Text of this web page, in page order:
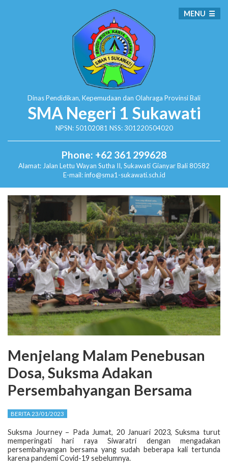
Dinas Pendidikan, Kepemudaan dan Olahraga Provinsi Bali
SMA Negeri 1 Sukawati
NPSN: 50102081 NSS: 301220504020
Phone: +62 361 299628
Alamat: Jalan Lettu Wayan Sutha II, SukawatiGianyar Bali 80582
E-mail: info@sma1-sukawati.sch.id
MENU
Menjelang Malam Penebusan
Dosa, Suksma Adakan
Persembahyangan Bersama
BERITA 23/01/2023
Suksma Journey – Pada Jumat, 20 Januari 2023, Suksma turut
memperingati hari raya Siwaratri dengan mengadakan
persembahyangan bersama yang sudah beberapa kali tertunda
karena pandemi Covid-19 sebelumnya.